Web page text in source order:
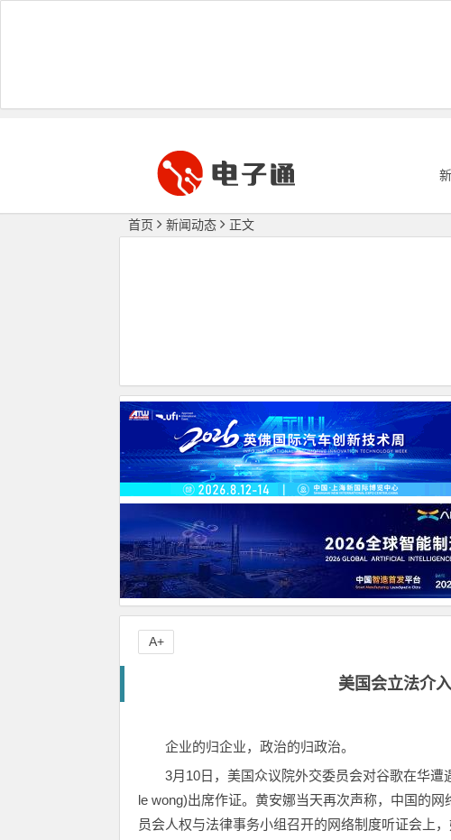
首页 新闻动态 正文
美国会立法介
企业的归企业，政治的归政治。
3月10日，美国众议院外交委员会对谷歌在华
le wong)出席作证。黄安娜当天再次声称，中国的
员会人权与法律事务小组召开的网络制度听证会上
A+